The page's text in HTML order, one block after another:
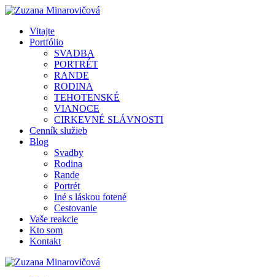
Vitajte
Portfólio
SVADBA
PORTRÉT
RANDE
RODINA
TEHOTENSKÉ
VIANOCE
CIRKEVNÉ SLÁVNOSTI
Cenník služieb
Blog
Svadby
Rodina
Rande
Portrét
Iné s láskou fotené
Cestovanie
Vaše reakcie
Kto som
Kontakt